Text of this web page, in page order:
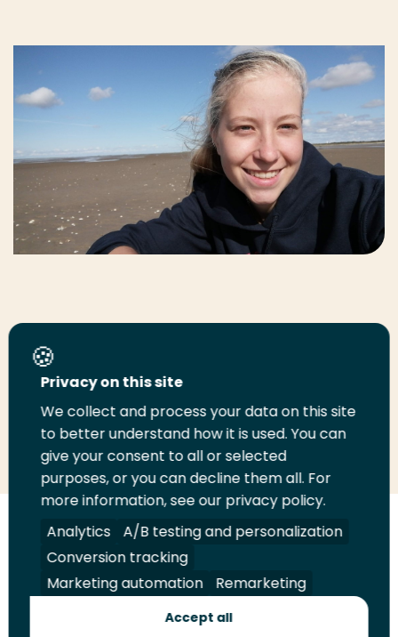
Stel je vraag
Volg
ons
op
LinkedIn
Volg
ons
op
Facebook
Volg
ons
op
YouTube
Volg
ons
op
Instagram
Juridisch Security A-Z Index
Contact
Privacy on this site
We collect and process your data on this site
to better understand how it is used. You can
give your consent to all or selected
purposes, or you can decline them all. For
more information, see our privacy policy.
Analytics
A/B testing and personalization
Conversion tracking
Marketing automation
Remarketing
Accept all